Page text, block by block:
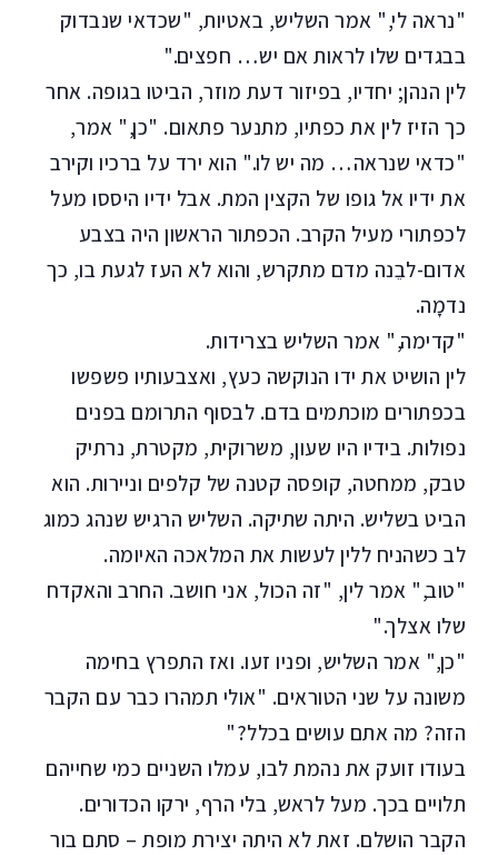
"נראה לי," אמר השליש, באטיות, "שכדאי שנבדוק
בבגדים שלו לראות אם יש… חפצים."
לין הנהן; יחדיו, בפיזור דעת מוזר, הביטו בגופה. אחר
כך הזיז לין את כפתיו, מתנער פתאום. "כן," אמר,
"כדאי שנראה… מה יש לו." הוא ירד על ברכיו וקירב
את ידיו אל גופו של הקצין המת. אבל ידיו היססו מעל
לכפתורי מעיל הקרב. הכפתור הראשון היה בצבע
אדום-לבֵנה מדם מתקרש, והוא לא העז לגעת בו, כך
נדמָה.
"קדימה," אמר השליש בצרידות.
לין הושיט את ידו הנוקשה כעץ, ואצבעותיו פשפשו
בכפתורים מוכתמים בדם. לבסוף התרומם בפנים
נפולות. בידיו היו שעון, משרוקית, מקטרת, נרתיק
טבק, ממחטה, קופסה קטנה של קלפים וניירות. הוא
הביט בשליש. היתה שתיקה. השליש הרגיש שנהג כמוג
לב כשהניח ללין לעשות את המלאכה האיומה.
"טוב," אמר לין, "זה הכול, אני חושב. החרב והאקדח
שלו אצלך."
"כן," אמר השליש, ופניו זעו. ואז התפרץ בחימה
משונה על שני הטוראים. "אולי תמהרו כבר עם הקבר
הזה? מה אתם עושים בכלל?"
בעודו זועק את נהמת לבו, עמלו השניים כמי שחייהם
תלויים בכך. מעל לראש, בלי הרף, ירקו הכדורים.
הקבר הושלם. זאת לא היתה יצירת מופת – סתם בור